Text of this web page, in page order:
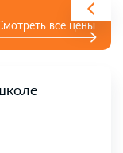
все цены